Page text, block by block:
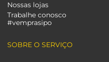
Nossas lojas
Trabalhe conosco
#vemprasipo
SOBRE O SERVIÇO